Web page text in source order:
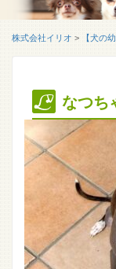
株式会社イリオ > 【犬の
なつち